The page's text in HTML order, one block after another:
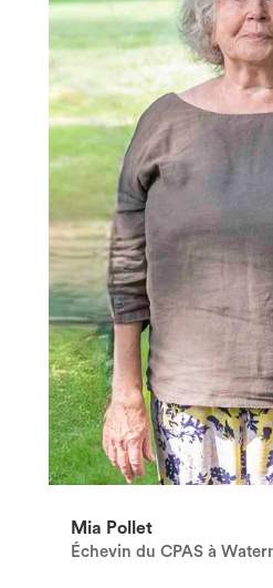
Mia Pollet
Échevin du CPAS à